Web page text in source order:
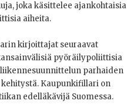
joka käsittelee ajankohtaisia
aiheita.
kirjoittajat seuraavat
pyöräilypoliittisia
parhaiden
Kaupunkifillari on
edelläkävijä Suomessa.